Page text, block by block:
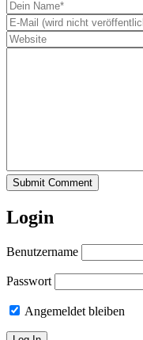
Submit Comment
Login
Benutzername
Passwort
Angemeldet bleiben